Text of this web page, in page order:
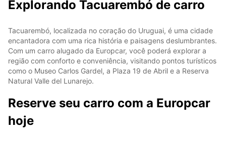
Explorando Tacuarembó de carro
Tacuarembó, localizada no coração do Uruguai, é uma cidade
encantadora com uma rica história e paisagens deslumbrantes.
Com um carro alugado da Europcar, você poderá explorar a
região com conforto e conveniência, visitando pontos turísticos
como o Museo Carlos Gardel, a Plaza 19 de Abril e a Reserva
Natural Valle del Lunarejo.
Reserve seu carro com a Europcar
hoje